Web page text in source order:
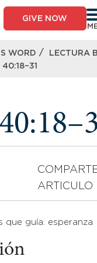
GIVE NOW
WORD /
LECTURA
40:18–31
ARTICULO
que guía: esperanza